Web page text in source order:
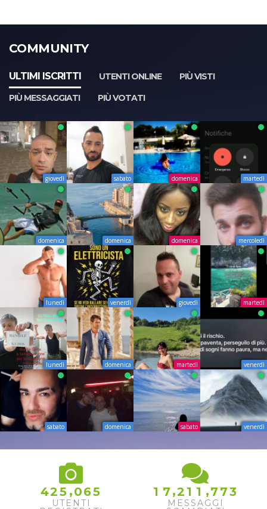
COMMUNITY
ULTIMI ISCRITTI UTENTI ONLINE
PIÙ VISTI
PIÙ MESSAGGIATI
PIÙ VOTATI
giovedì sabato domenica martedì
domenica domenica domenica mercoledì
lunedì venerdì giovedì martedì
lunedì domenica martedì venerdì
sabato domenica sabato venerdì
425 ,065
UTENTI
1 7 ,2 1 1 ,7 73
MESSAGGI